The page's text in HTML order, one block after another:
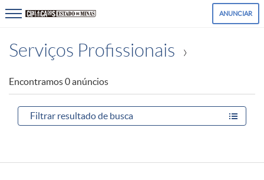
ANUNCIAR
Serviços Profissionais
Encontramos 0 anúncios
Filtrar resultadode busca